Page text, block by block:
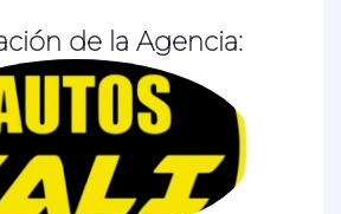
de la Agencia: